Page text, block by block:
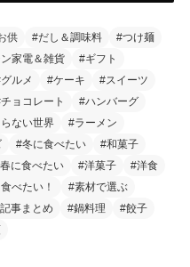
供 #だし＆調味料
#つけ麺
家電＆雑貨
#ギフト
ルメ #ケーキ
#スイーツ
ョコレート
#ハンバーグ
ない世界
#ラーメン
#冬に食べたい
#和菓子
に食べたい #洋菓子
#洋食
べたい！
#素材で選ぶ
事まとめ #鍋料理
#餃子